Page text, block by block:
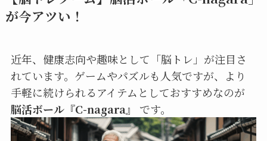
が今アツい！
近年、健康志向や趣味として「脳トレ」が注目さ
れています。ゲームやパズルも人気ですが、より
手軽に続けられるアイテムとしておすすめなのが
脳活ボール『C-nagara』
です。